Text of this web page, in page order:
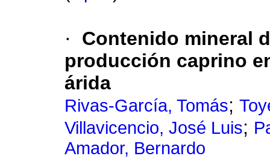
·
Contenido mineral
producción caprino
árida
Rivas-García, Tomás;
Villavicencio, José Luis;
Amador, Bernardo